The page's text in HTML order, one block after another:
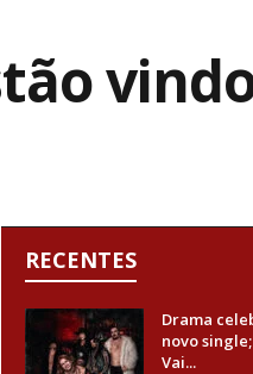
RECENTES
Drama
novo
Vai...